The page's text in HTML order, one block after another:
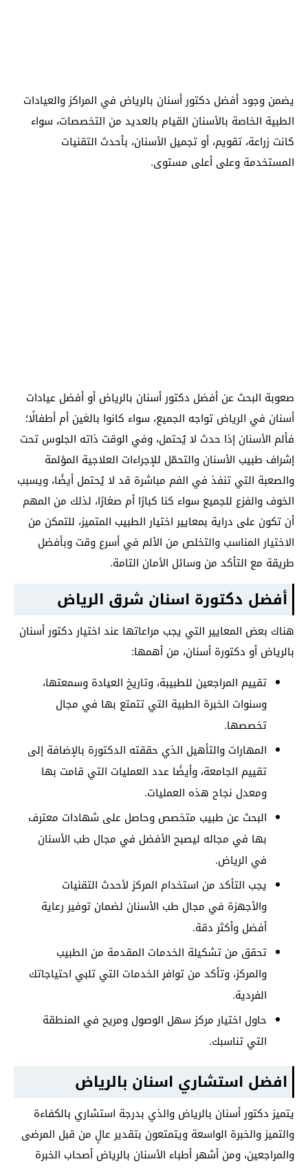
يضمن وجود أفضل دكتور أسنان بالرياض في المراكز والعيادات
الطبية الخاصة بالأسنان القيام بالعديد من التخصصات، سواء
كانت زراعة، تقويم، أو تجميل الأسنان، بأحدث التقنيات
المستخدمة وعلى أعلى مستوى.
صعوبة البحث عن أفضل دكتور أسنان بالرياض أو أفضل عيادات
أسنان في الرياض تواجه الجميع، سواء كانوا بالغين أم أطفالًا؛
فألم الأسنان إذا حدث لا يُحتمل، وفي الوقت ذاته الجلوس تحت
إشراف طبيب الأسنان والتحمّل للإجراءات العلاجية المؤلمة
والصعبة التي تنفذ في الفم مباشرة قد لا يُحتمل أيضًا، ويسبب
الخوف والفزع للجميع سواء كنا كبارًا أم صغارًا، لذلك من المهم
أن تكون على دراية بمعايير اختيار الطبيب المتميز، للتمكن من
الاختيار المناسب والتخلص من الألم في أسرع وقت وبأفضل
طريقة مع التأكد من وسائل الأمان التامة.
أفضل دكتورة اسنان شرق الرياض
هناك بعض المعايير التي يجب مراعاتها عند اختيار دكتور أسنان
بالرياض أو دكتورة أسنان، من أهمها:
تقييم المراجعين للطبيبة، وتاريخ العيادة وسمعتها،
وسنوات الخبرة الطبية التي تتمتع بها في مجال
تخصصها.
المهارات والتأهيل الذي حققته الدكتورة بالإضافة إلى
تقييم الجامعة، وأيضًا عدد العمليات التي قامت بها
ومعدل نجاح هذه العمليات.
البحث عن طبيب متخصص وحاصل على شهادات معترف
بها في مجاله ليصبح الأفضل في مجال طب الأسنان
في الرياض.
يجب التأكد من استخدام المركز لأحدث التقنيات
والأجهزة في مجال طب الأسنان لضمان توفير رعاية
أفضل وأكثر دقة.
تحقق من تشكيلة الخدمات المقدمة من الطبيب
والمركز، وتأكد من توافر الخدمات التي تلبي احتياجاتك
الفردية.
حاول اختيار مركز سهل الوصول ومريح في المنطقة
التي تناسبك.
افضل استشاري اسنان بالرياض
يتميز دكتور أسنان بالرياض والذي بدرجة استشاري بالكفاءة
والتميز والخبرة الواسعة ويتمتعون بتقدير عالٍ من قبل المرضى
والمراجعين، ومن أشهر أطباء الأسنان بالرياض أصحاب الخبرة